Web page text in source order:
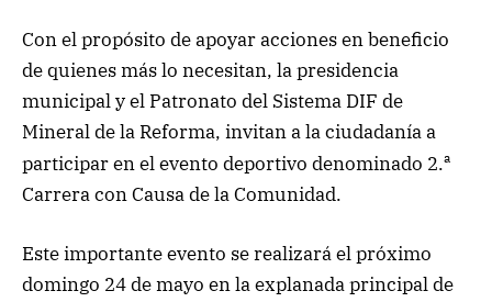
Con el propósito de apoyar acciones en beneficio
de quienes más lo necesitan, la presidencia
municipal y el Patronato del Sistema DIF de
Mineral de la Reforma, invitan a la ciudadanía a
participar en el evento deportivo denominado 2.a
Carrera con Causa de la Comunidad.
Este importante evento se realizará el próximo
domingo 24 de mayo en la explanada principal de